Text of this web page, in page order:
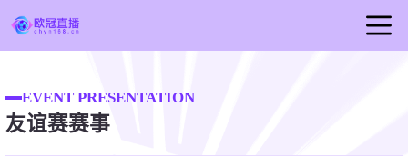
欧冠直播
足球直播
EVENT PRESENTATION
友谊赛赛事